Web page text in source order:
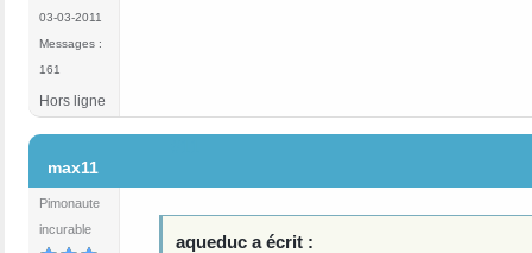
03-03-2011
Messages :
161
Hors ligne
max11
Pimonaute
incurable
aqueduc a écrit :